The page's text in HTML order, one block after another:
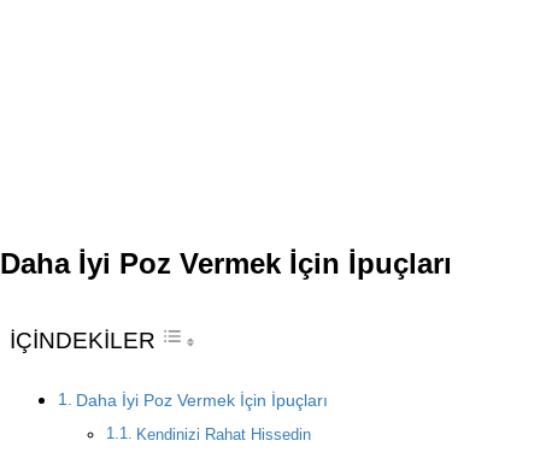
Daha İyi Poz Vermek İçin İpuçları
İÇİNDEKİLER
Daha İyi Poz Vermek İçin İpuçları
Kendinizi Rahat Hissedin